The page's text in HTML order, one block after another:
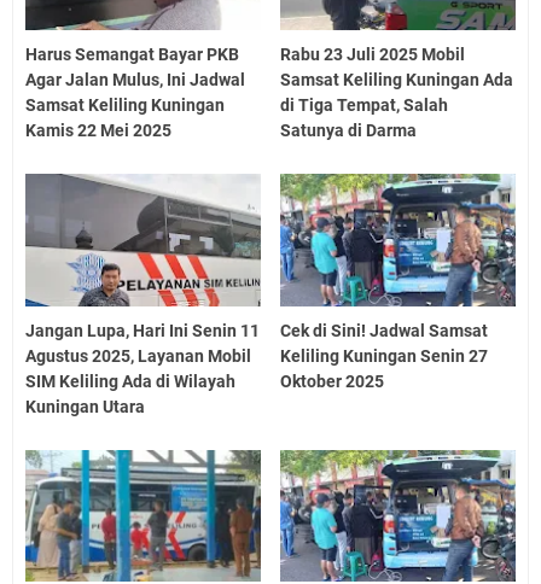
Harus Semangat Bayar PKB
Agar Jalan Mulus, Ini Jadwal
Samsat Keliling Kuningan
Kamis 22 Mei 2025
Rabu 23 Juli 2025 Mobil
Samsat Keliling Kuningan Ada
di Tiga Tempat, Salah
Satunya di Darma
Jangan Lupa, Hari Ini Senin 11
Agustus 2025, Layanan Mobil
SIM Keliling Ada di Wilayah
Kuningan Utara
Cek di Sini! Jadwal Samsat
Keliling Kuningan Senin 27
Oktober 2025